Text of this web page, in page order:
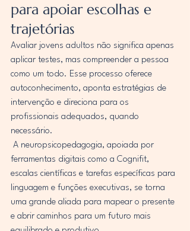
para apoiar escolhas e
trajetórias
Avaliar jovens adultos não significa apenas
aplicar testes, mas compreender a pessoa
como um todo. Esse processo oferece
autoconhecimento, aponta estratégias de
intervenção e direciona para os
profissionais adequados, quando
necessário.
ferramentas digitais como a Cognifit,
escalas científicas e tarefas específicas para
linguagem e funções executivas, se torna
uma grande aliada para mapear o presente
e abrir caminhos para um futuro mais